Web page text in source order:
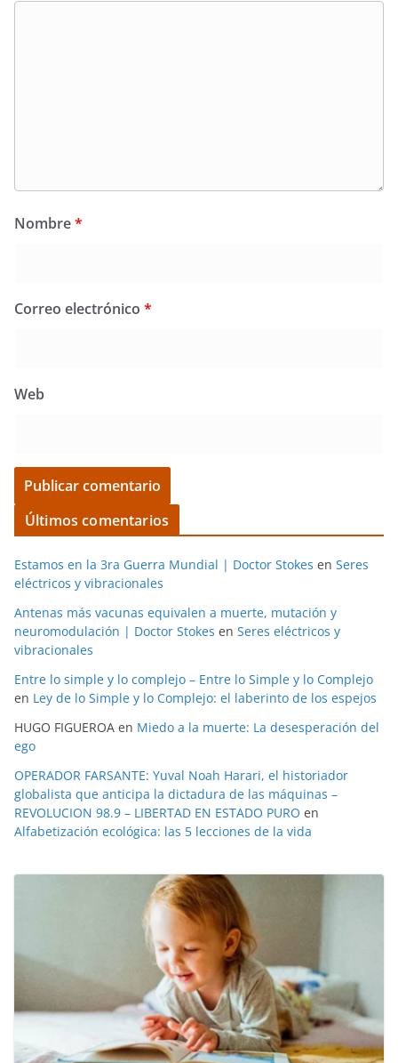
Nombre*
Correo electrónico *
Web
Últimos comentarios
Estamos en la 3ra Guerra Mundial | Doctor Stokes en Seres
eléctricos y vibracionales
Antenas más vacunas equivalen a muerte, mutación y
neuromodulación | Doctor Stokes en Seres eléctricos y
vibracionales
Entre lo simple y lo complejo – Entre lo Simple y lo Complejo
en Ley de lo Simple y lo Complejo: el laberinto de los espejos
HUGO FIGUEROA en Miedo a la muerte: La desesperación del
ego
OPERADOR FARSANTE: Yuval Noah Harari, el historiador
globalista que anticipa la dictadura de las máquinas –
REVOLUCION 98.9 – LIBERTAD EN ESTADO PURO en
Alfabetización ecológica: las 5 lecciones de la vida